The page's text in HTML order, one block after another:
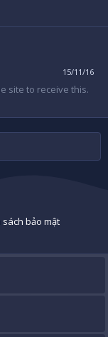
15/11/16
site to receive this.
sách bảo mật